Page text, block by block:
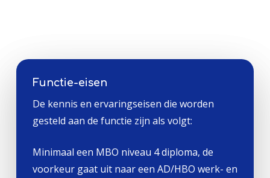
Functie-eisen
De kennis en ervaringseisen die worden
gesteld aan de functie zijn als volgt:
Minimaal een MBO niveau 4 diploma, de
voorkeur gaat uit naar een AD/HBO werk- en